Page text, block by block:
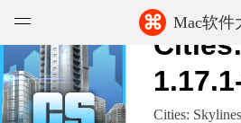
⌘ Mac软件
软件
游戏
Cities: